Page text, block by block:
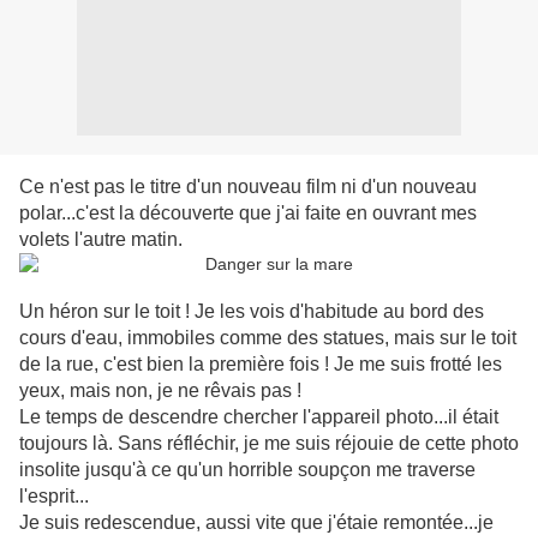
Ce n'est pas le titre d'un nouveau film ni d'un nouveau
polar...c'est la découverte que j'ai faite en ouvrant mes
volets l'autre matin.
Un héron sur le toit ! Je les vois d'habitude au bord des
cours d'eau, immobiles comme des statues, mais sur le toit
de la rue, c'est bien la première fois ! Je me suis frotté les
yeux, mais non, je ne rêvais pas !
Le temps de descendre chercher l'appareil photo...il était
toujours là. Sans réfléchir, je me suis réjouie de cette photo
insolite jusqu'à ce qu'un horrible soupçon me traverse
l'esprit...
Je suis redescendue, aussi vite que j'étaie remontée...je